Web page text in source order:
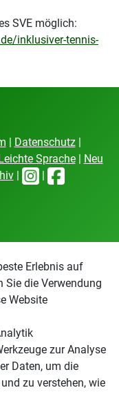
SVE möglich:
inklusiver-tennis-
| Datenschutz|
Sprache| Neu
| |
Erlebnis auf
Sie die Verwendung
Website
zur Analyse
Daten, um die
zu verstehen, wie